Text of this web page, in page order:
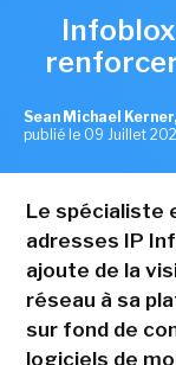
Sean Michael
publié le 09 Juillet
Le spécialiste
adresses IP
ajoute de la
réseau à sa
sur fond de
logiciels de